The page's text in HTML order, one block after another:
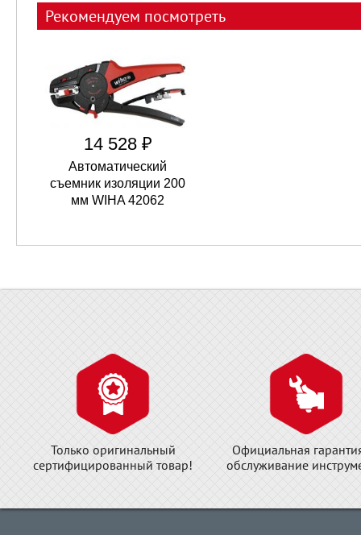
Рекомендуем посмотреть
14 528 ₽
Автоматический
съемник изоляции 200
мм WIHA 42062
Только оригинальный
сертифицированный товар!
Официальная
обслуживание